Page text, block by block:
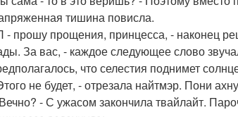
тишина повисла.
- прошу прощения, принцесса, - наконец
За вас, - каждое следующее слово
что селестия поднимет
не будет, - отрезала найтмэр. Пони
- С ужасом закончила твайлайт.